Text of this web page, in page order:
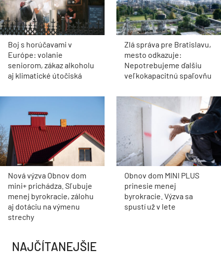
Boj s horúčavami v
Európe: volanie
seniorom, zákaz alkoholu
aj klimatické útočiská
Zlá správa pre Bratislavu,
mesto odkazuje:
Nepotrebujeme ďalšiu
veľkokapacitnú spaľovňu
Nová výzva Obnov dom
mini+ prichádza. Sľubuje
menej byrokracie, zálohu
aj dotáciu na výmenu
strechy
Obnov dom MINI PLUS
prinesie menej
byrokracie. Výzva sa
spustí už v lete
NAJČÍTANEJŠIE